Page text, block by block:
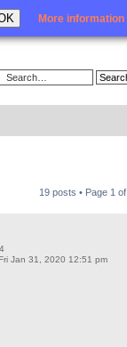
More information
Login
19 posts • Page 1 of
Jan 31, 2020 12:51 pm